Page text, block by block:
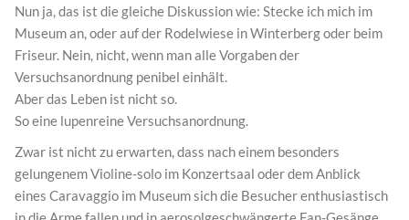
Nun ja, das ist die gleiche Diskussion wie: Stecke ich mich im
Museum an, oder auf der Rodelwiese in Winterberg oder beim
Friseur. Nein, nicht, wenn man alle Vorgaben der
Versuchsanordnung penibel einhält.
Aber das Leben ist nicht so.
So eine lupenreine Versuchsanordnung.
Zwar ist nicht zu erwarten, dass nach einem besonders
gelungenem Violine-solo im Konzertsaal oder dem Anblick
eines Caravaggio im Museum sich die Besucher enthusiastisch